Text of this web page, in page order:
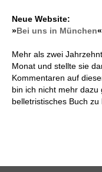
Neue Website:
»Bei uns in München«
Mehr als zwei
Monat und stellte sie
Kommentaren auf
bin ich nicht mehr
belletristisches Buch zu